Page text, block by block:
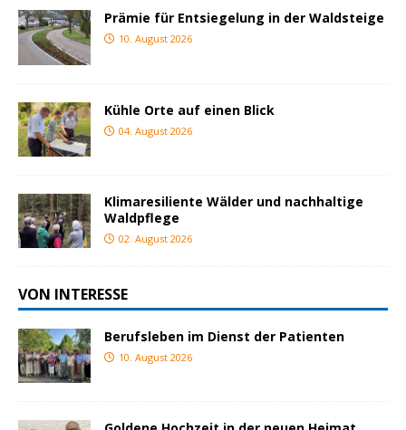
Prämie für Entsiegelung in der Waldsteige
10. August 2026
Kühle Orte auf einen Blick
04. August 2026
Klimaresiliente Wälder und nachhaltige
Waldpflege
02. August 2026
VON INTERESSE
Berufsleben im Dienst der Patienten
10. August 2026